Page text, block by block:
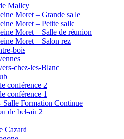
Malley
Moret – Grande salle
Moret – Petite salle
Moret – Salle de réunion
Moret – Salon rez
bois
chez-les-Blanc
conférence 2
conférence 1
Salle Formation Continue
de bel-air 2
Cazard